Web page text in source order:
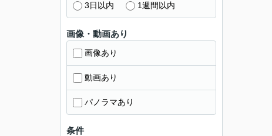
3日以内 1週間以内
画像・動画あり
画像あり
動画あり
パノラマあり
条件